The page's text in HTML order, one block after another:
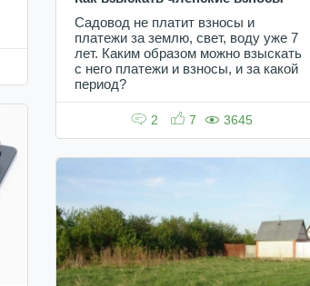
Садовод не платит взносы и
платежи за землю, свет, воду уже 7
лет. Каким образом можно взыскать
с него платежи и взносы, и за какой
период?
2 7 3645